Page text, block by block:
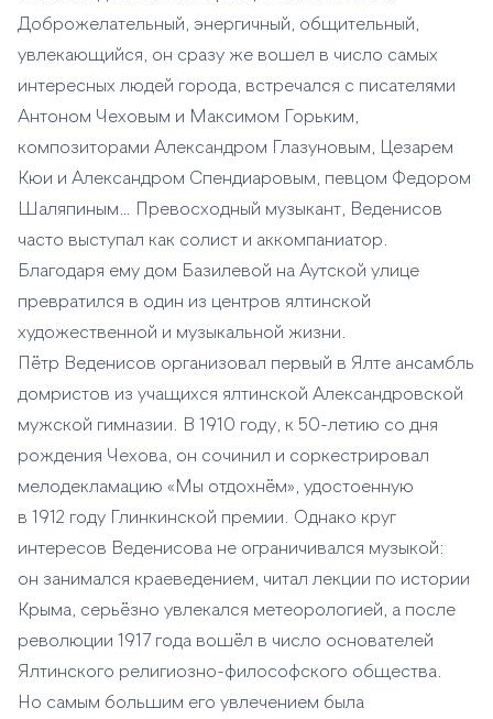
Доброжелательный, энергичный, общительный,
увлекающийся, он сразу же вошел в число самых
интересных людей города, встречался с писателями
Антоном Чеховым и Максимом Горьким,
композиторами Александром Глазуновым, Цезарем
Кюи и Александром Спендиаровым, певцом Федором
Шаляпиным… Превосходный музыкант, Веденисов
часто выступал как солист и аккомпаниатор.
Благодаря ему дом Базилевой на Аутской улице
превратился в один из центров ялтинской
художественной и музыкальной жизни.
Пётр Веденисов организовал первый в Ялте ансамбль
домристов из учащихся ялтинской Александровской
мужской гимназии. В 1910 году, к 50-летию со дня
рождения Чехова, он сочинил и соркестрировал
мелодекламацию «Мы отдохнём», удостоенную
в 1912 году Глинкинской премии. Однако круг
интересов Веденисова не ограничивался музыкой:
он занимался краеведением, читал лекции по истории
Крыма, серьёзно увлекался метеорологией, а после
революции 1917 года вошёл в число основателей
Ялтинского религиозно-философского общества.
Но самым большим его увлечением была